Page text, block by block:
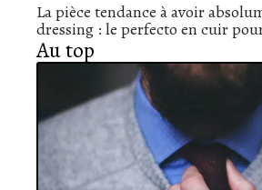
La pièce tendance à avoir
dressing : le perfecto en cuir
Au top